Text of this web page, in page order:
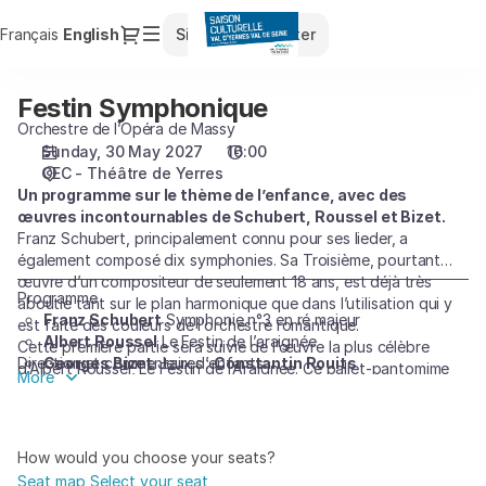
Français Current
English Dialog
Sign in Register
selection
Théâtre
de
Yerres
30.05.2027
16:00
Festin
Symphonique]
Saison
d'Yerres
Festin
Symphonique
Festin Symphonique
Orchestre de l’Opéra de Massy
Sunday, 30 May 2027
16:00
CEC - Théâtre de Yerres
Un programme sur le thème de l’enfance, avec des
œuvres incontournables de Schubert, Roussel et Bizet.
Franz Schubert, principalement connu pour ses lieder, a
également composé dix symphonies. Sa Troisième, pourtant
œuvre d’un compositeur de seulement 18 ans, est déjà très
aboutie tant sur le plan harmonique que dans l’utilisation qui y
est faite des couleurs de l’orchestre romantique.
Cette première partie sera suivie de l’œuvre la plus célèbre
d’Albert Roussel, Le Festin de l’Araignée. Ce ballet-pantomime
cette suite composée peu avant l’arrivée de son premier
enfant, Bizet déploie un véritable talent d’orfèvre.
Programme
Franz SchubertSymphonie n°3 en ré majeur
Albert RousselLe Festin de l’araignée
Georges BizetJeux d’enfants
Direction et commentaires :Constantin Rouits
More
How would you choose your seats?
Seat map Select your seat